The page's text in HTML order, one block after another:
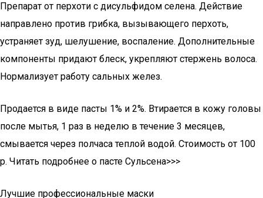
Препарат от перхоти с дисульфидом селена. Действие
направлено против грибка, вызывающего перхоть,
устраняет зуд, шелушение, воспаление. Дополнительные
компоненты придают блеск, укрепляют стержень волоса.
Нормализует работу сальных желез.
Продается в виде пасты 1% и 2%. Втирается в кожу головы
после мытья, 1 раз в неделю в течение 3 месяцев,
смывается через полчаса теплой водой. Стоимость от 100
р. Читать подробнее о пасте Сульсена>>>
Лучшие профессиональные маски